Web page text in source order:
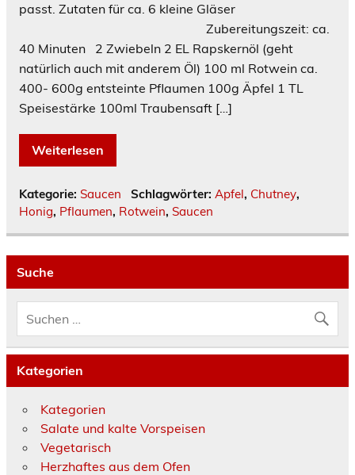
passt. Zutaten für ca. 6 kleine Gläser
Zubereitungszeit: ca.
40 Minuten 2 Zwiebeln 2 EL Rapskernöl (geht
natürlich auch mit anderem Öl) 100 ml Rotwein ca.
400- 600g entsteinte Pflaumen 100g Äpfel 1 TL
Speisestärke 100ml Traubensaft […]
Weiterlesen
Kategorie: Saucen Schlagwörter: Apfel, Chutney,
Honig, Pflaumen, Rotwein, Saucen
Suche
Kategorien
Kategorien
Salate und kalte Vorspeisen
Vegetarisch
Herzhaftes aus dem Ofen